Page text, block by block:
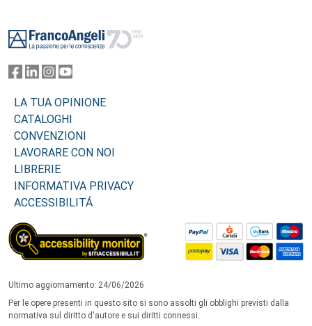
LA TUA OPINIONE
CATALOGHI
CONVENZIONI
LAVORARE CON NOI
LIBRERIE
INFORMATIVA PRIVACY
ACCESSIBILITÁ
Ultimo aggiornamento: 24/06/2026
Per le opere presenti in questo sito si sono assolti gli obblighi previsti dalla
normativa sul diritto d'autore e sui diritti connessi.